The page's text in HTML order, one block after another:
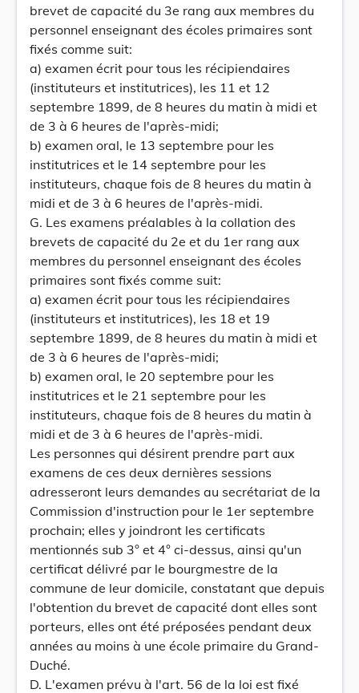
brevet de capacité du 3e rang aux membres du
personnel enseignant des écoles primaires sont
fixés comme suit:
a) examen écrit pour tous les récipiendaires
(instituteurs et institutrices), les 11 et 12
septembre 1899, de 8 heures du matin à midi et
de 3 à 6 heures de l'après-midi;
b) examen oral, le 13 septembre pour les
institutrices et le 14 septembre pour les
instituteurs, chaque fois de 8 heures du matin à
midi et de 3 à 6 heures de l'après-midi.
G. Les examens préalables à la collation des
brevets de capacité du 2e et du 1er rang aux
membres du personnel enseignant des écoles
primaires sont fixés comme suit:
a) examen écrit pour tous les récipiendaires
(instituteurs et institutrices), les 18 et 19
septembre 1899, de 8 heures du matin à midi et
de 3 à 6 heures de l'après-midi;
b) examen oral, le 20 septembre pour les
institutrices et le 21 septembre pour les
instituteurs, chaque fois de 8 heures du matin à
midi et de 3 à 6 heures de l'après-midi.
Les personnes qui désirent prendre part aux
examens de ces deux dernières sessions
adresseront leurs demandes au secrétariat de la
Commission d'instruction pour le 1er septembre
prochain; elles y joindront les certificats
mentionnés sub 3° et 4° ci-dessus, ainsi qu'un
certificat délivré par le bourgmestre de la
commune de leur domicile, constatant que depuis
l'obtention du brevet de capacité dont elles sont
porteurs, elles ont été préposées pendant deux
années au moins à une école primaire du Grand-
Duché.
D. L'examen prévu à l'art. 56 de la loi est fixé